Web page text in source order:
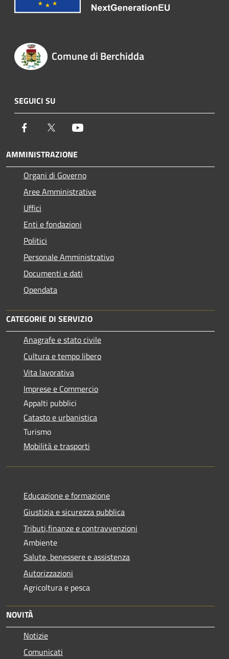
Comune di Berchidda
SEGUICI SU
Facebook Twitter
AMMINISTRAZIONE
Organi di Governo
Aree Amministrative
Uffici
Enti e fondazioni
Politici
Personale Amministrativo
Documenti e dati
Opendata
CATEGORIE DI SERVIZIO
Anagrafe e stato civile
Cultura e tempo libero
Vita lavorativa
Imprese e Commercio
Appalti pubblici
Catasto e urbanistica
Turismo
Mobilità e trasporti
Educazione e formazione
Giustizia e sicurezza pubblica
Tributi,finanze e contravvenzioni
Ambiente
Salute, benessere e assistenza
Autorizzazioni
Agricoltura e pesca
NOVITÀ
Notizie
Comunicati